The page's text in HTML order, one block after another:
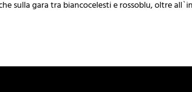
sulla gara tra biancocelesti e rossoblu, oltre